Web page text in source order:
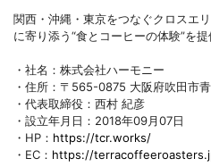
関西・沖縄・東京をつなぐクロスエ
に寄り添う“食とコーヒーの体験”を提
・社名：株式会社ハーモニー
・住所：〒565-0875 大阪府吹田市
・代表取締役：西村 紀彦
・設立年月日：2018年09月07日
・HP： https://tcr.works/
・EC： https://